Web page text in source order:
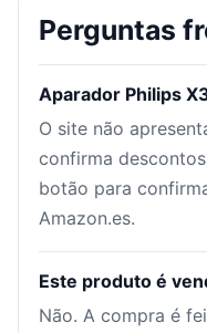
Perguntas
Aparador Philips
O site não
confirma
botão para
Amazon.es.
Este produto é
Não. A compra é